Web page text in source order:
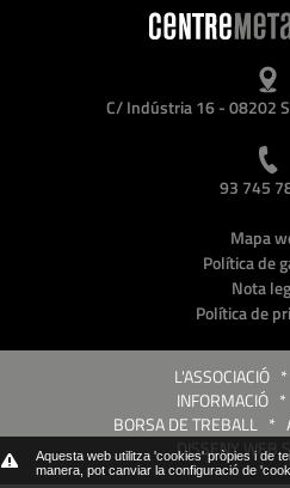
Aquesta web utilitza 'cookies' pròpies i de
manera, pot canviar la configuració de
C/ Indústria 16 - 08202
93 745
Mapa
Política de
Nota
Política de
L'ASSOCIACIÓ *
INFORMACIÓ *
BORSA DE TREBALL*
DISSENY WEB